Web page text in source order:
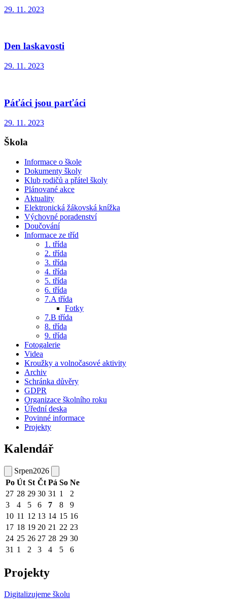
29. 11. 2023
Den laskavosti
29. 11. 2023
Páťáci jsou parťáci
29. 11. 2023
Škola
Informace o škole
Dokumenty školy
Klub rodičů a přátel školy
Plánované akce
Aktuality
Elektronická žákovská knížka
Výchovné poradenství
Doučování
Informace ze tříd
1. třída
2. třída
3. třída
4. třída
5. třída
6. třída
7.A třída
Fotky
7.B třída
8. třída
9. třída
Fotogalerie
Videa
Kroužky a volnočasové aktivity
Archiv
Schránka důvěry
GDPR
Organizace školního roku
Úřední deska
Povinné informace
Projekty
Kalendář
Srpen2026
Po Út St Čt Pá So Ne
27 28 29 30 31 1
2
3
4 5 6 7 8
9
10 11 12 13 14 15 16
17 18 19 20 21 22 23
24 25 26 27 28 29 30
31 1 2 3 4 5 6
Projekty
Digitalizujeme školu